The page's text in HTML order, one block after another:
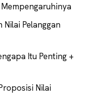
Pelanggan
Itu Penting +
Nilai